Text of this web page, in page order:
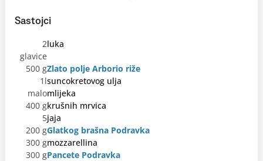
Sastojci
2
glavice
luka
500 gZlato polje Arborio riže
1lsuncokretovog ulja
malomlijeka
400 gkrušnih mrvica
5jaja
200 gGlatkog brašna Podravka
300 gmozzarellina
300 gPancete Podravka